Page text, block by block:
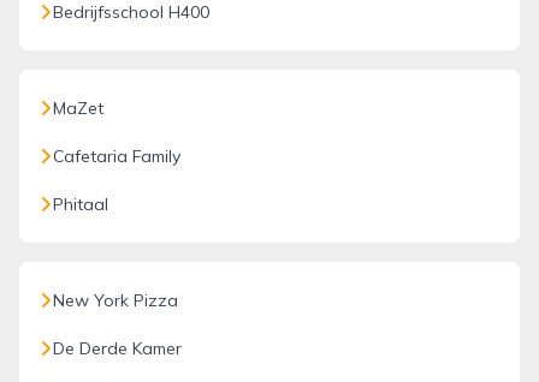
Bedrijfsschool H400
MaZet
Cafetaria Family
Phitaal
New York Pizza
De Derde Kamer